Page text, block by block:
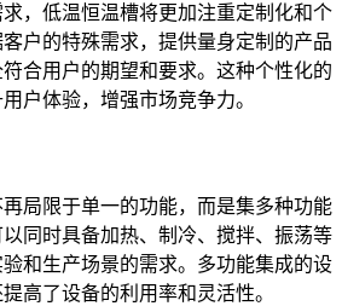
，低温恒温槽将更加注重定制化和个
户的特殊需求，提供量身定制的产品
合用户的期望和要求。这种个性化的
户体验，增强市场竞争力。
局限于单一的功能，而是集多种功能
同时具备加热、制冷、搅拌、振荡等
和生产场景的需求。多功能集成的设
高了设备的利用率和灵活性。